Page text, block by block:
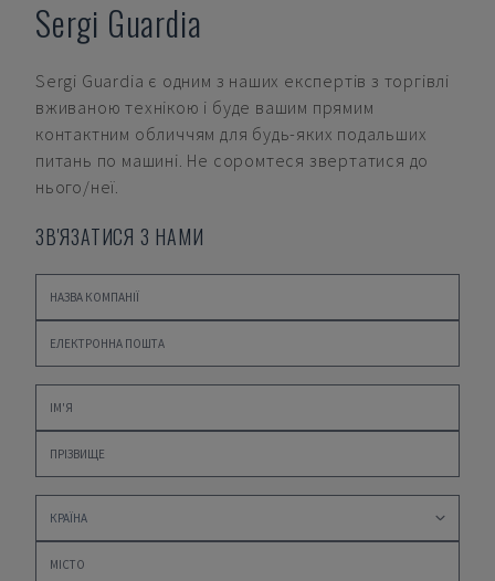
Sergi Guardia
Sergi Guardia є одним з наших експертів з торгівлі
вживаною технікою і буде вашим прямим
контактним обличчям для будь-яких подальших
питань по машині. Не соромтеся звертатися до
нього/неї.
ЗВ'ЯЗАТИСЯ З НАМИ